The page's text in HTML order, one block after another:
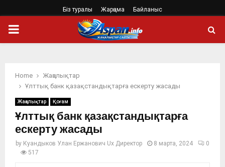
Біз туралы Жарңама Байланыс
PRIMARY
Home
Жаңалықтар
Ұлттық банк қазақстандықтарға ескерту жасады
Жаңалықтар Қоғам
Ұлттық банк қазақстандықтарға
ескерту жасады
by Куандыков Улан Ержанович Ux Директор 8 марта, 2024
0
517